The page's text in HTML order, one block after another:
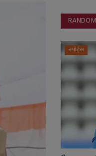
સ્પોર્ટ્સ